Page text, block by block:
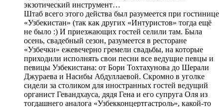
экзотический инструмент…
Штаб всего этого действа был разумеется при гостинице
«Узбекистан» (так как других «Интуристов» тогда ещё
не было :) И приезжающих гостей селили там. Была
осень, свадебный сезон, разумеется в ресторане
«Узбечки» ежевечерно гремели свадьбы, на которые
приходили исполнять свои песни все ведущие певцы и
певицы Узбекистана: от Бори Тохтахунова до Шерали
Джураева и Насибы Абдуллаевой. Скромно в уголке
сидели за столиком для иностранных гостей ведущий
органист Гевандхауса, дядя Гена и его супруга Оля из
тогдашнего аналога «Узбекконцертгастроль», какой-то